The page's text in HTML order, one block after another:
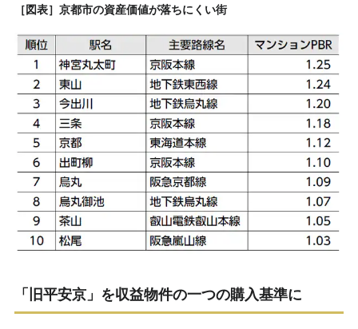
［図表］京都市の資産価値が落ちにくい街
「旧平安京」を収益物件の一つの購入基準に